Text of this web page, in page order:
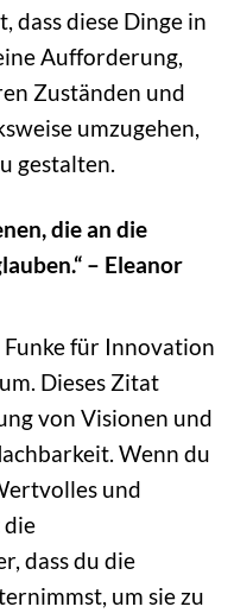
dass diese Dinge in
Aufforderung,
Zuständen und
umzugehen,
gestalten.
die an die
– Eleanor
für Innovation
Dieses Zitat
von Visionen und
Wenn du
und
die
dass du die
um sie zu